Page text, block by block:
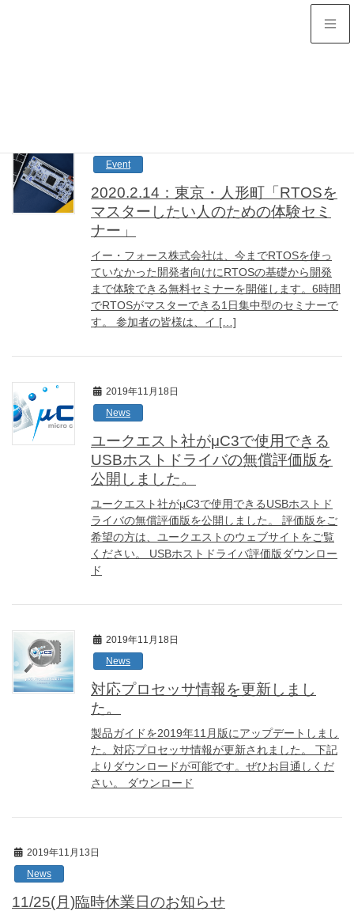
Event
2020.2.14：東京・人形町「RTOSを
マスターしたい人のための体験セミ
ナー」
イー・フォース株式会社は、今までRTOSを使っ
ていなかった開発者向けにRTOSの基礎から開発
まで体験できる無料セミナーを開催します。6時間
でRTOSがマスターできる1日集中型のセミナーで
す。 参加者の皆様は、イ […]
2019年11月18日
News
ユークエスト社がμC3で使用できる
USBホストドライバの無償評価版を
公開しました。
ユークエスト社がμC3で使用できるUSBホストド
ライバの無償評価版を公開しました。 評価版をご
希望の方は、ユークエストのウェブサイトをご覧
ください。 USBホストドライバ評価版ダウンロー
ド
2019年11月18日
News
対応プロセッサ情報を更新しまし
た。
製品ガイドを2019年11月版にアップデートしまし
た。対応プロセッサ情報が更新されました。 下記
よりダウンロードが可能です。ぜひお目通しくだ
さい。 ダウンロード
2019年11月13日
News
11/25(月)臨時休業日のお知らせ